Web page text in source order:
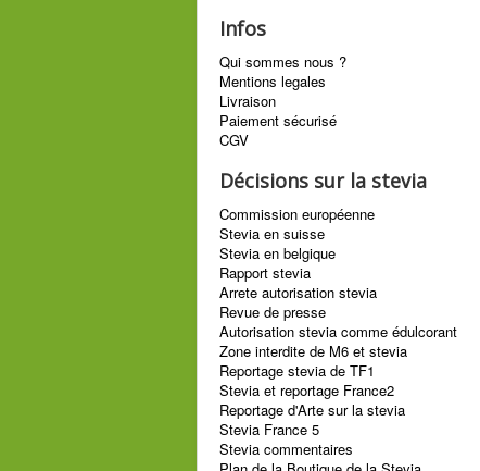
Infos
Qui sommes nous ?
Mentions legales
Livraison
Paiement sécurisé
CGV
Décisions sur la stevia
Commission européenne
Stevia en suisse
Stevia en belgique
Rapport stevia
Arrete autorisation stevia
Revue de presse
Autorisation stevia comme édulcorant
Zone interdite de M6 et stevia
Reportage stevia de TF1
Stevia et reportage France2
Reportage d'Arte sur la stevia
Stevia France 5
Stevia commentaires